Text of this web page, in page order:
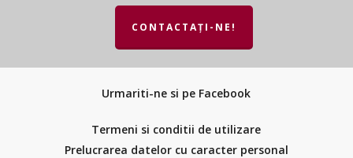
CONTACTAȚI-NE!
Urmariti-ne si pe Facebook
Termeni si conditii de utilizare
Prelucrarea datelor cu caracter personal